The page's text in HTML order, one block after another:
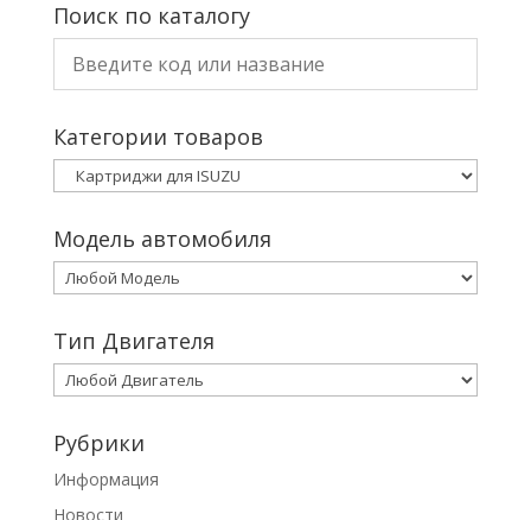
Поиск по каталогу
Категории товаров
Модель автомобиля
Тип Двигателя
Рубрики
Информация
Новости